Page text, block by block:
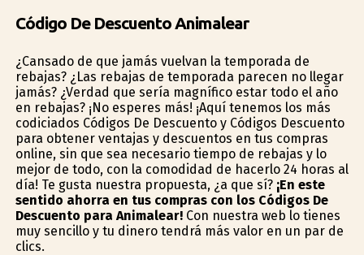
Código De Descuento Animalear
¿Cansado de que jamás vuelvan la temporada de
rebajas? ¿Las rebajas de temporada parecen no llegar
jamás? ¿Verdad que sería magnífico estar todo el año
en rebajas? ¡No esperes más! ¡Aquí tenemos los más
codiciados Códigos De Descuento y Códigos Descuento
para obtener ventajas y descuentos en tus compras
online, sin que sea necesario tiempo de rebajas y lo
mejor de todo, con la comodidad de hacerlo 24 horas al
día! Te gusta nuestra propuesta, ¿a que sí? ¡En este
sentido ahorra en tus compras con los Códigos De
Descuento para Animalear!Con nuestra web lo tienes
muy sencillo y tu dinero tendrá más valor en un par de
clics.